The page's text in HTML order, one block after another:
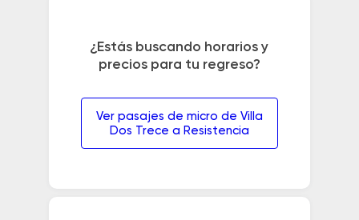
¿Estás buscando horarios y
precios para tu regreso?
Ver pasajes de micro de Villa
Dos Trece a Resistencia